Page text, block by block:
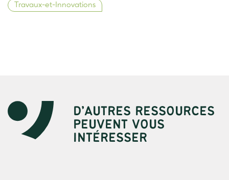
Travaux-et-Innovations
D’AUTRES RESSOURCES
PEUVENT VOUS
INTÉRESSER